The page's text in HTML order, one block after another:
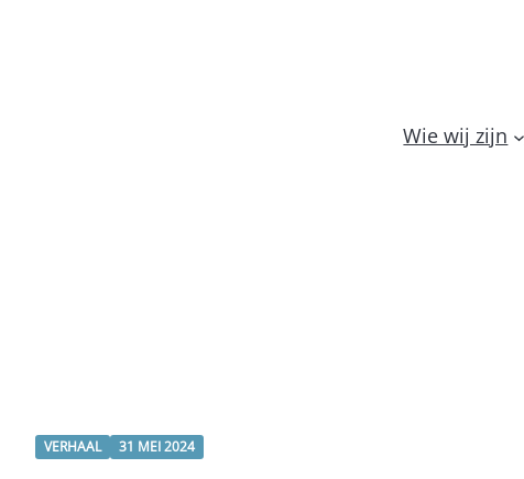
Wie wij zijn
VERHAAL 31 MEI 2024